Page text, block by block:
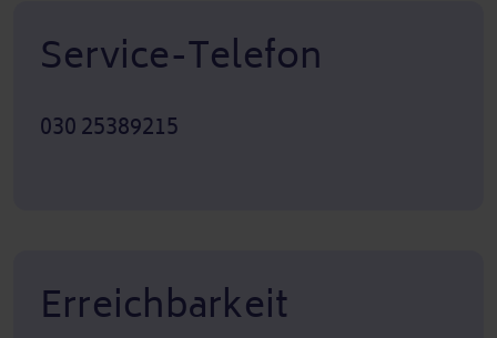
Service-Telefon
030 25389215
Erreichbarkeit